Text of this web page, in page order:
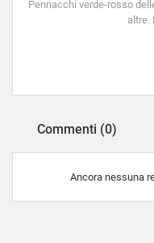
Pennacchi verde-rosso
altre.
Commenti (0)
Ancora nessuna